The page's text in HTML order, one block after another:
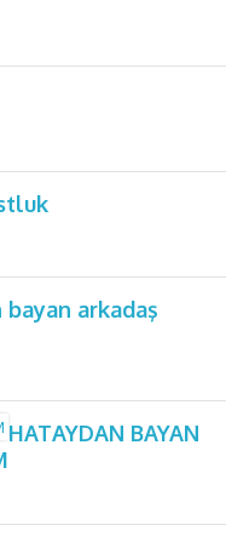
bayan arkadaş
HATAYDAN BAYAN